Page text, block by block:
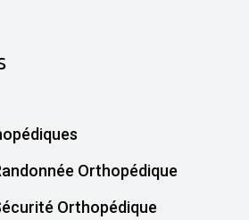
Orthopédique
Orthopédique